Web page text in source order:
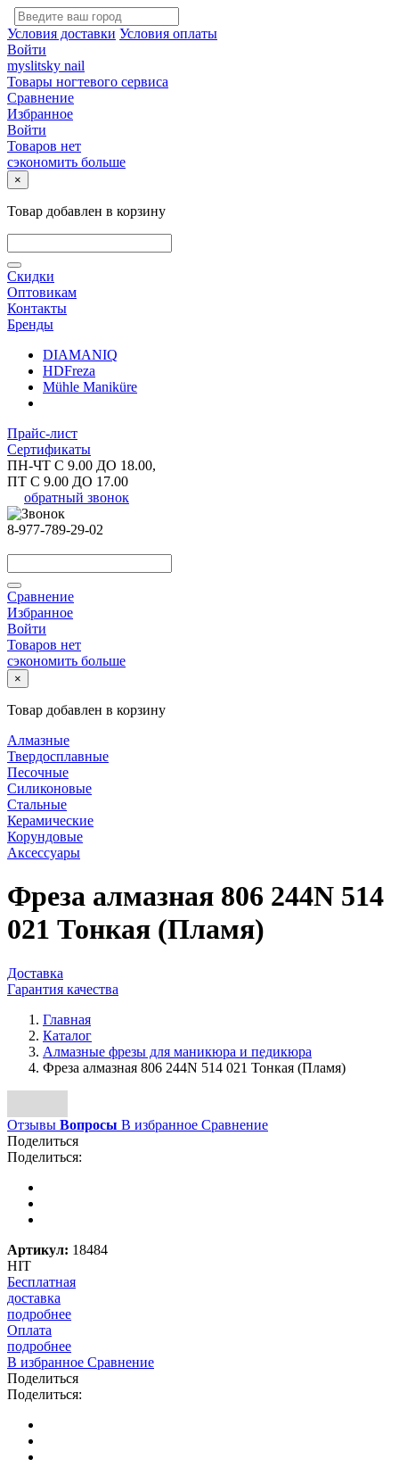
Условия доставки Условия оплаты
Войти
myslitsky nail
Товары ногтевого сервиса
Сравнение
Избранное
Войти
Товаров нет
сэкономить больше
×
Товар добавлен в корзину
Скидки
Оптовикам
Контакты
Бренды
DIAMANIQ
HDFreza
Mühle Maniküre
Прайс-лист
Сертификаты
ПН-ЧТ С 9.00 ДО 18.00,
ПТ С 9.00 ДО 17.00
обратный звонок
8-977-789-29-02
Сравнение
Избранное
Войти
Товаров нет
сэкономить больше
×
Товар добавлен в корзину
Алмазные
Твердосплавные
Песочные
Силиконовые
Стальные
Керамические
Корундовые
Аксессуары
Фреза алмазная 806 244N 514
021 Тонкая (Пламя)
Доставка
Гарантия качества
Главная
Каталог
Алмазные фрезы для маникюра и педикюра
Фреза алмазная 806 244N 514 021 Тонкая (Пламя)
Отзывы Вопросы В избранное Сравнение
Поделиться
Поделиться:
Артикул: 18484
HIT
Бесплатная
доставка
подробнее
Оплата
подробнее
В избранное Сравнение
Поделиться
Поделиться: